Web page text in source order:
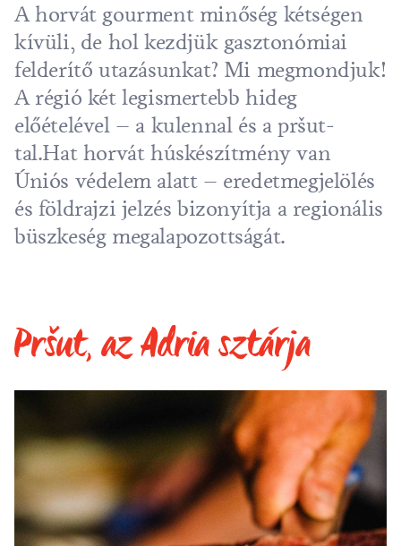
A horvát gourment minőség kétségen
kívüli, de hol kezdjük gasztonómiai
felderítő utazásunkat? Mi megmondjuk!
A régió két legismertebb hideg
előételével – a kulennal és a pršut-
tal.Hat horvát húskészítmény van
Úniós védelem alatt – eredetmegjelölés
és földrajzi jelzés bizonyítja a regionális
büszkeség megalapozottságát.
Pršut, az Adria sztárja